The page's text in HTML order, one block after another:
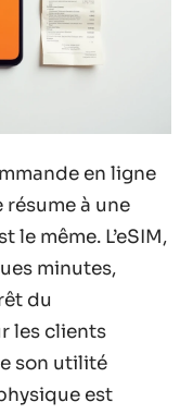
en ligne
résume à une
même. L’eSIM,
minutes,
du
les clients
son utilité
est